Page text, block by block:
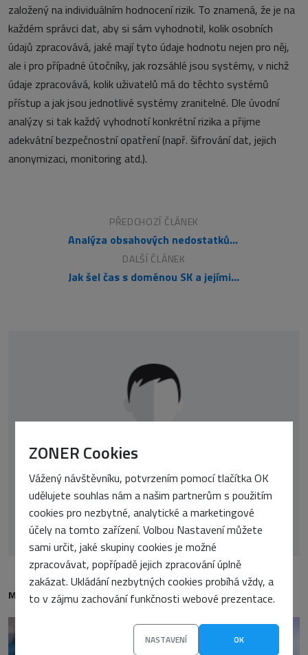
ZONER Cookies
Vážený návštěvníku, potvrzením pomocí tlačítka OK
udělujete souhlas nám a našim partnerům s použitím
cookies pro nezbytné, analytické a marketingové
účely na tomto zařízení. Volbou Nastavení můžete
sami určit, jaké skupiny cookies je možné
zpracovávat, popřípadě jejich zpracování úplně
zakázat. Ukládání nezbytných cookies probíhá vždy, a
to v zájmu zachování funkčnosti webové prezentace.
NASTAVENÍ OK
založený na individuálním hodnocení rizik. To znamená, že je na
každém správci dat, aby si sám vyhodnotil, kolik osobních
údajů zpracovává, jaké mají tyto údaje hodnotu nejen pro něj,
ale i pro případné útočníky, jak rozsáhlé jsou systémy, v nichž
údaje zpracovává, kolik uživatelů má do těchto systémů
přístup a jak jsou jednotlivé systémy zranitelné. Dle úvodní
analýzy si tak každý vyhodnotí konkrétní rizika a přijme
adekvátní bezpečnostní opatření (např. šifrování dat, jejich
anonymizaci, monitoring atd.).
PŘEDCHOZÍ ČLÁNEK
Analýza obsahových nedostatků (CGA) - Kde je na webu co zlepšit?
DALŠÍ ČLÁNEK
Jak šel čas s doménou SK a jejími problémy – pokračování
Ivan Svoboda
Poradce pro informační a kybernetickou bezpečnost
společnosti ANECT a.s.
MOHLO BY VÁS TAKÉ ZAJÍMAT